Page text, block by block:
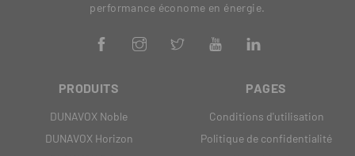
performance économe en énergie.
PRODUITS
DUNAVOX Noble
DUNAVOX Horizon
PAGES
Conditions d'utilisation
Politique de confidentialité